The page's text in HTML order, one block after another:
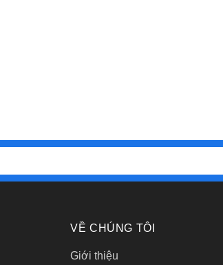
VỀ CHÚNG TÔI
Giới thiệu